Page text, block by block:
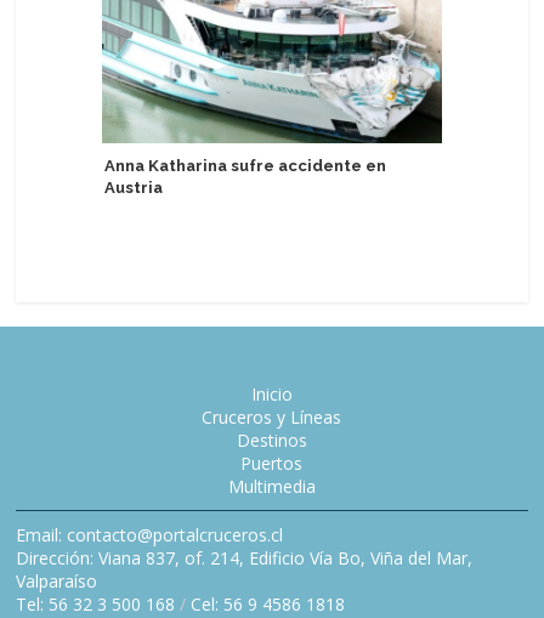
Anna Katharina sufre accidente en
Austria
Inicio
Cruceros y Líneas
Destinos
Puertos
Multimedia
Email: contacto@portalcruceros.cl
Dirección: Viana 837, of. 214, Edificio Vía Bo, Viña del Mar,
Valparaíso
Tel: 56 32 3 500 168 / Cel: 56 9 4586 1818